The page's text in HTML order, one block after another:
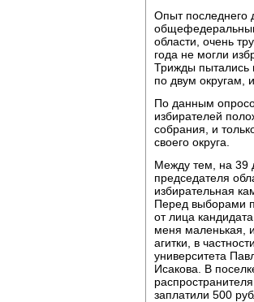
Опыт последнего
области, очень
года не могли
Трижды пытались
по двум округам,
По данным
избирателей
собрания, и
своего округа.
Между тем, на 39
председателя
избирательная
Перед выборами
от лица
меня маленькая,
агитки, в
университета
Исакова. В
заплатили 500